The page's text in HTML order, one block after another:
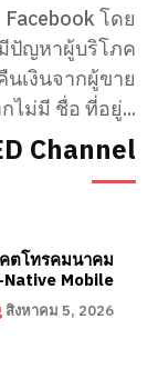
โดย
ปัญหาผู้บริโภค
เงินจากผู้ขาย
ไม่มี ชื่อ ที่อยู่...
Channel
ตโทรคมนาคม
Mobile
สิงหาคม 5, 2026